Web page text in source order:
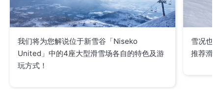
我们将为您解说位于新雪谷「Niseko
United」中的4座大型滑雪场各自的特色及游
玩方式！
雪况也
推荐滑